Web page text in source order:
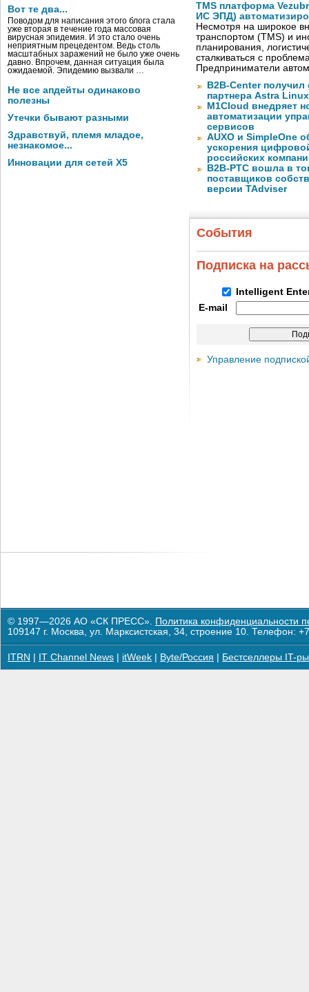
Вот те два...
Поводом для написания этого блога стала
уже вторая в течение года массовая
вирусная эпидемия. И это стало очень
неприятным прецедентом. Ведь столь
масштабных заражений не было уже очень
давно. Впрочем, данная ситуация была
ожидаемой. Эпидемию вызвали …
Не все апдейты одинаково
полезны
Утечки бывают разными
Здравствуй, племя младое,
незнакомое...
Инновации для сетей X5
TMS платформа
ИС ЭПД)
Несмотря на широкое
транспортом (TMS) и
планирования,
сталкиваться с
Предприниматели
B2B-Center получил
партнера Astra Linux
M1Cloud внедряет
автоматизации
сервисов
AUXO и SimpleOne
ускорения
российских
B2B-РТС вошла в
поставщиков
версии TAdviser
События
Подписка на
Intelligent
E-mail
Управление
© 1997—2026 АО «СК ПРЕСС». Политика конфиденциальности
109147 г. Москва, ул. Марксистская, 34, строение 10. Телефон:
ITRN IT Channel News itWeek Byte/Россия Бестселлеры IT-